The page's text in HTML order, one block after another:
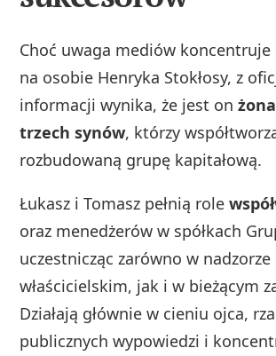
Choć uwaga mediów koncentruje
na osobie Henryka Stokłosy, z
informacji wynika, że jest on
trzech synów, którzy
rozbudowaną grupę kapitałową.
Łukasz i Tomasz pełnią role
oraz menedżerów w spółkach
uczestnicząc zarówno w nadzorze
właścicielskim, jak i w bieżącym
Działają głównie w cieniu ojca,
publicznych wypowiedzi i